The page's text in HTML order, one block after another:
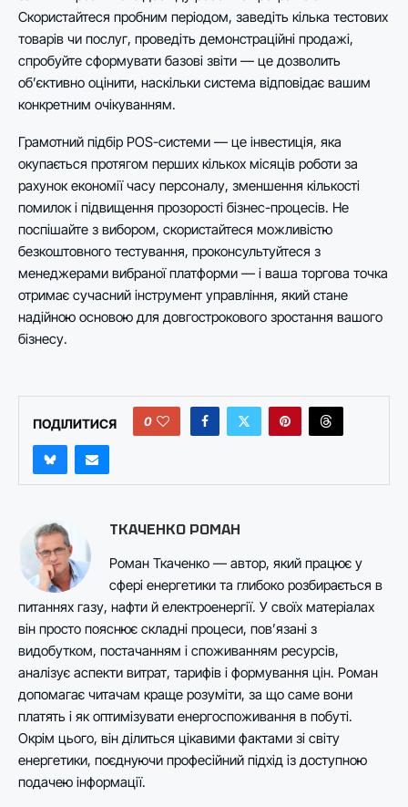
Скористайтеся пробним періодом, заведіть кілька тестових
товарів чи послуг, проведіть демонстраційні продажі,
спробуйте сформувати базові звіти — це дозволить
об’єктивно оцінити, наскільки система відповідає вашим
конкретним очікуванням.
Грамотний підбір POS-системи — це інвестиція, яка
окупається протягом перших кількох місяців роботи за
рахунок економії часу персоналу, зменшення кількості
помилок і підвищення прозорості бізнес-процесів. Не
поспішайте з вибором, скористайтеся можливістю
безкоштовного тестування, проконсультуйтеся з
менеджерами вибраної платформи — і ваша торгова точка
отримає сучасний інструмент управління, який стане
надійною основою для довгострокового зростання вашого
бізнесу.
ПОДІЛИТИСЯ 0
ТКАЧЕНКО РОМАН
Роман Ткаченко — автор, який працює у
сфері енергетики та глибоко розбирається в
питаннях газу, нафти й електроенергії. У своїх матеріалах
він просто пояснює складні процеси, пов’язані з
видобутком, постачанням і споживанням ресурсів,
аналізує аспекти витрат, тарифів і формування цін. Роман
допомагає читачам краще розуміти, за що саме вони
платять і як оптимізувати енергоспоживання в побуті.
Окрім цього, він ділиться цікавими фактами зі світу
енергетики, поєднуючи професійний підхід із доступною
подачею інформації.